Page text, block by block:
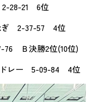
2-28-21 6位
ぎ 2-37-57 4位
76 Ｂ決勝2位(10位)
ドレー 5-09-84 4位